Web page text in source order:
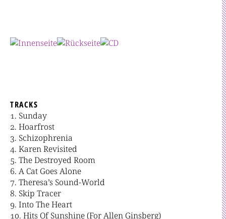
TRACKS
Sunday
Hoarfrost
Schizophrenia
Karen Revisited
The Destroyed Room
A Cat Goes Alone
Theresa’s Sound-World
Skip Tracer
Into The Heart
Hits Of Sunshine (For Allen Ginsberg)